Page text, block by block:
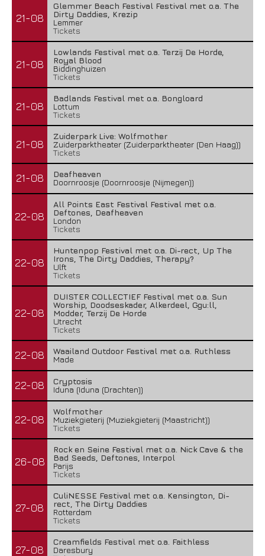
21-08
Glemmer Beach Festival Festival met o.a. The
Dirty Daddies, Krezip
Lemmer
Tickets
21-08
Lowlands Festival met o.a. Terzij De Horde,
Royal Blood
Biddinghuizen
Tickets
21-08
Badlands Festival met o.a. Bongloard
Lottum
Tickets
21-08
Zuiderpark Live: Wolfmother
Zuiderparktheater (Zuiderparktheater (Den Haag))
Tickets
21-08
Deafheaven
Doornroosje (Doornroosje (Nijmegen))
22-08
All Points East Festival Festival met o.a.
Deftones, Deafheaven
London
Tickets
22-08
Huntenpop Festival met o.a. Di-rect, Up The
Irons, The Dirty Daddies, Therapy?
Ulft
Tickets
22-08
DUISTER COLLECTIEF Festival met o.a. Sun
Worship, Doodseskader, Alkerdeel, Ggu:ll,
Modder, Terzij De Horde
Utrecht
Tickets
22-08
Waailand Outdoor Festival met o.a. Ruthless
Made
22-08
Cryptosis
Iduna (Iduna (Drachten))
22-08
Wolfmother
Muziekgieterij (Muziekgieterij (Maastricht))
Tickets
26-08
Rock en Seine Festival met o.a. Nick Cave & the
Bad Seeds, Deftones, Interpol
Parijs
Tickets
27-08
CuliNESSE Festival met o.a. Kensington, Di-
rect, The Dirty Daddies
Rotterdam
Tickets
27-08
Creamfields Festival met o.a. Faithless
Daresbury